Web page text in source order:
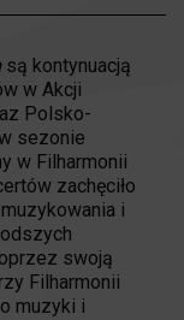
są kontynuacją
w Akcji
Polsko-
sezonie
w Filharmonii
zachęciło
i
swoją
Filharmonii
muzyki i